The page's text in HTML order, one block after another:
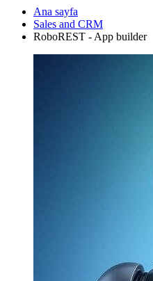
Ana sayfa
Sales and CRM
RoboREST - App builder